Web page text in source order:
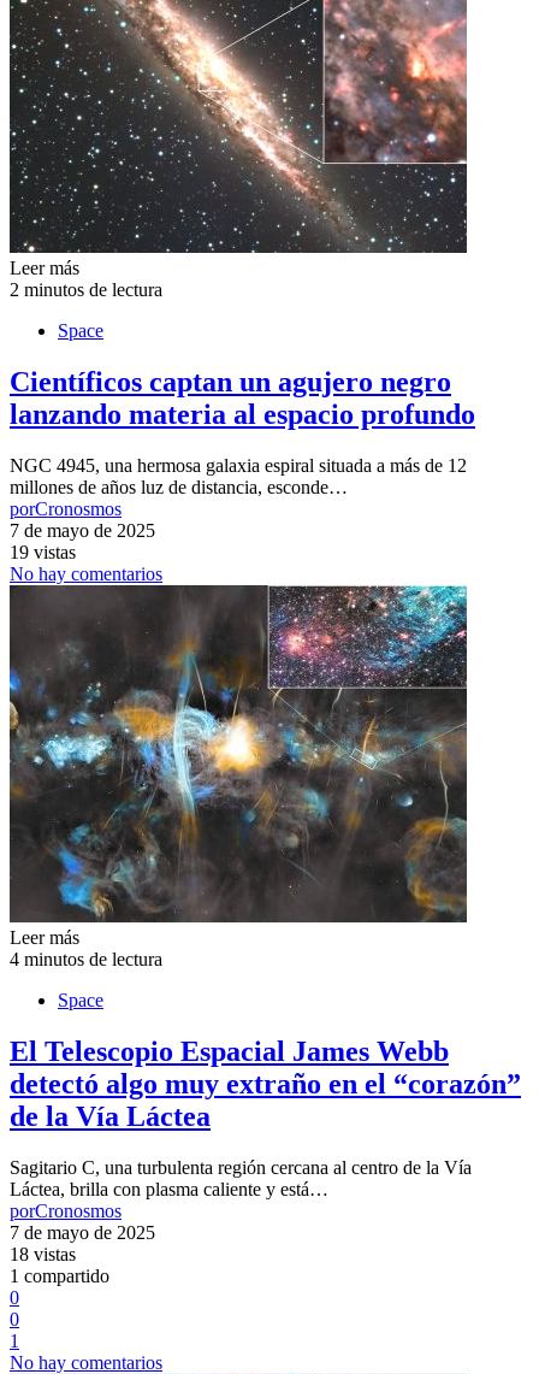
Leer más
2 minutos de lectura
Space
Científicos captan un agujero negro
lanzando materia al espacio profundo
NGC 4945, una hermosa galaxia espiral situada a más de 12
millones de años luz de distancia, esconde…
porCronosmos
7 de mayo de 2025
19 vistas
No hay comentarios
Leer más
4 minutos de lectura
Space
El Telescopio Espacial James Webb
detectó algo muy extraño en el “corazón”
de la Vía Láctea
Sagitario C, una turbulenta región cercana al centro de la Vía
Láctea, brilla con plasma caliente y está…
porCronosmos
7 de mayo de 2025
18 vistas
1 compartido
0
0
1
No hay comentarios